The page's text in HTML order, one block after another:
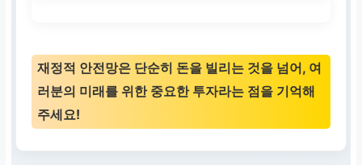
신용 점수가 낮아 제도
이용이 어려운 분들
재정적 안전망은 단순히 돈을 빌리는 것을 넘어, 여
러분의 미래를 위한 중요한 투자라는 점을 기억해
주세요!